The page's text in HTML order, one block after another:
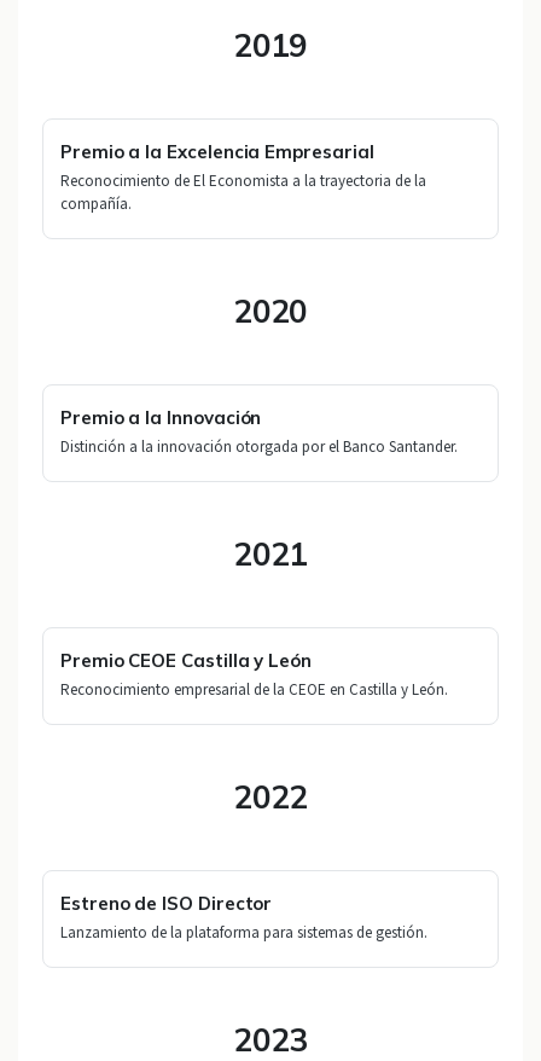
2019
Premio a la Excelencia Empresarial
Reconocimiento de El Economista a la trayectoria de la
compañía.
2020
Premio a la Innovación
Distinción a la innovación otorgada por el Banco Santander.
2021
Premio CEOE Castilla y León
Reconocimiento empresarial de la CEOE en Castilla y León.
2022
Estreno de ISO Director
Lanzamiento de la plataforma para sistemas de gestión.
2023